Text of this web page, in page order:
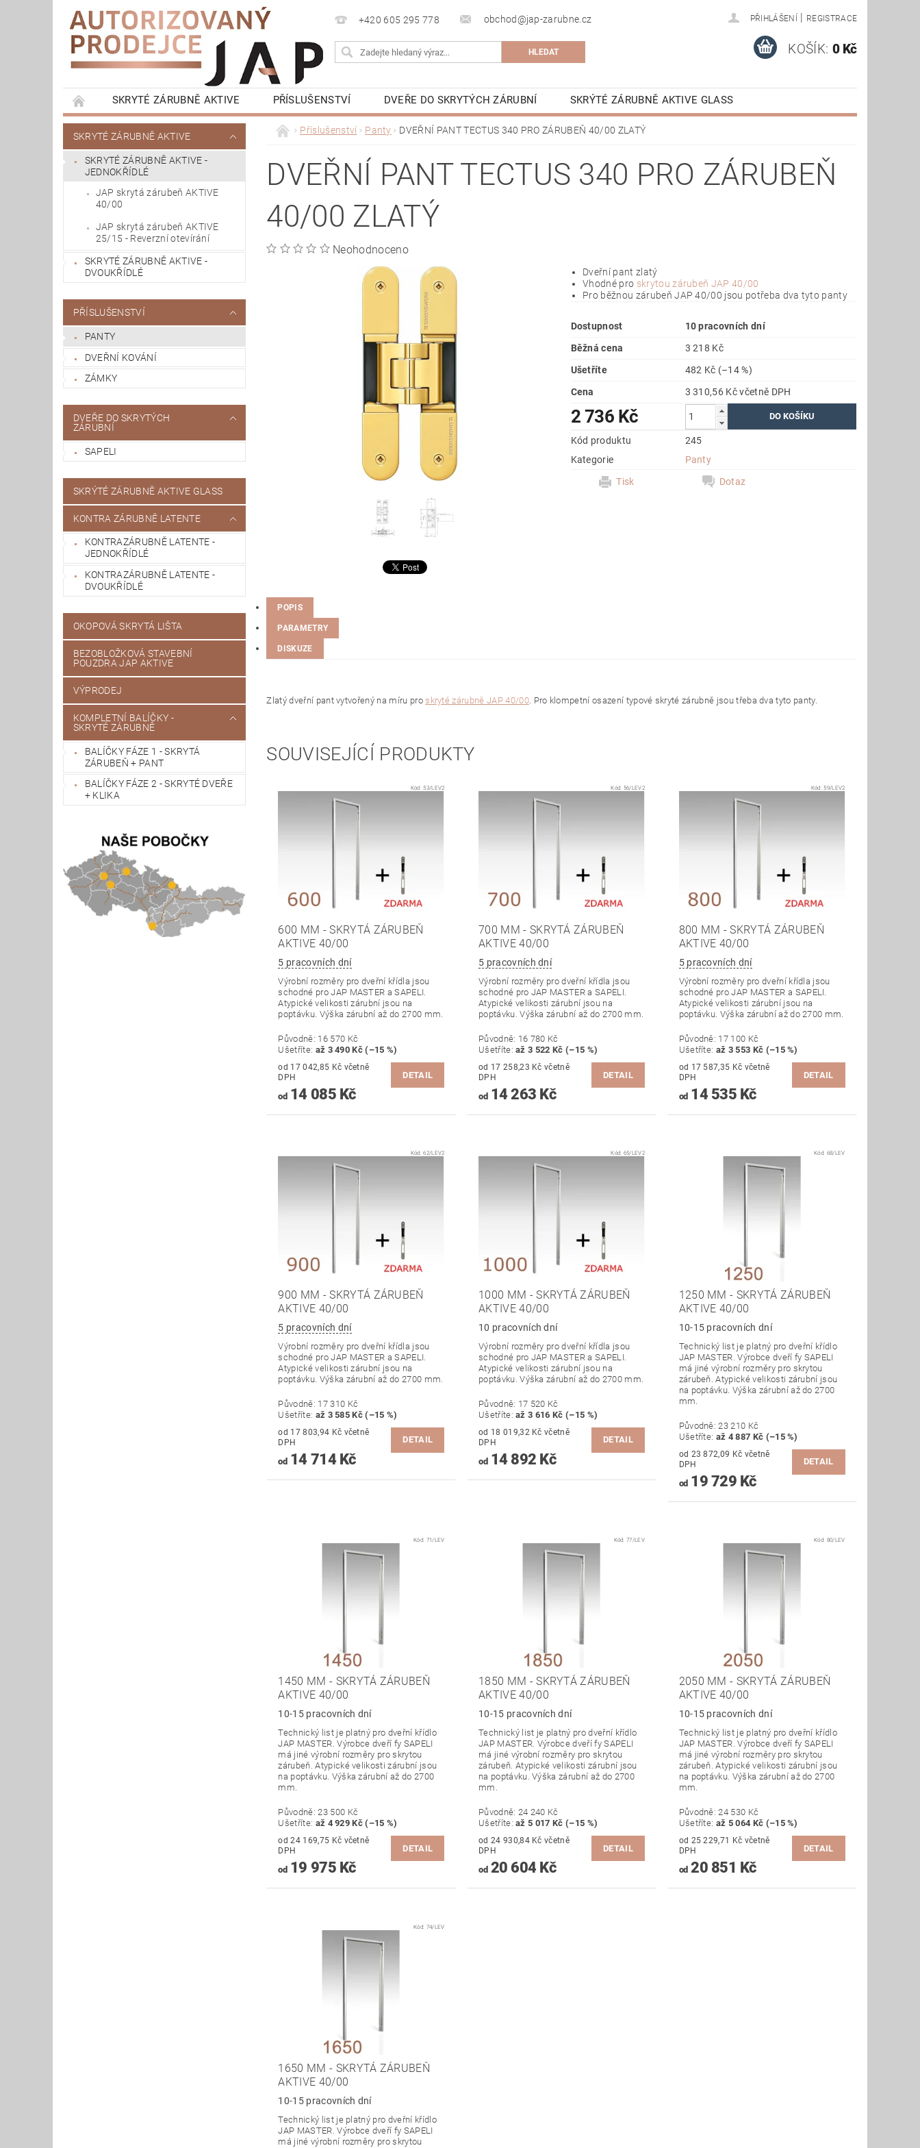
+420 605 295 778 obchod@jap-zarubne.cz PŘIHLÁŠENÍ | REGISTRACE
KOŠÍK: 0 Kč
SKRYTÉ ZÁRUBNĚ AKTIVE PŘÍSLUŠENSTVÍ DVEŘE DO SKRYTÝCH ZÁRUBNÍ
SKRÝTÉ ZÁRUBNĚ AKTIVE GLASS
KONTRA ZÁRUBNĚ LATENTE
OKOPOVÁ SKRYTÁ LIŠTA BEZOBLOŽKOVÁ STAVEBNÍ POUZDRA JAP AKTIVE
KOMPLETNÍ BALÍČKY - SKRYTÉ ZÁRUBNĚ
SKRYTÉ ZÁRUBNĚ AKTIVE
SKRYTÉ ZÁRUBNĚ AKTIVE -
JEDNOKŘÍDLÉ
JAP skrytá zárubeň AKTIVE
40/00
JAP skrytá zárubeň AKTIVE
25/15 - Reverzní otevírání
SKRYTÉ ZÁRUBNĚ AKTIVE -
DVOUKŘÍDLÉ
PŘÍSLUŠENSTVÍ
PANTY
DVEŘNÍ KOVÁNÍ
ZÁMKY
DVEŘE DO SKRYTÝCH
ZÁRUBNÍ
SAPELI
SKRÝTÉ ZÁRUBNĚ AKTIVE GLASS
KONTRA ZÁRUBNĚ LATENTE
KONTRAZÁRUBNĚ LATENTE -
JEDNOKŘÍDLÉ
KONTRAZÁRUBNĚ LATENTE -
DVOUKŘÍDLÉ
OKOPOVÁ SKRYTÁ LIŠTA
BEZOBLOŽKOVÁ STAVEBNÍ
POUZDRA JAP AKTIVE
VÝPRODEJ
KOMPLETNÍ BALÍČKY -
SKRYTÉ ZÁRUBNĚ
BALÍČKY FÁZE 1 - SKRYTÁ
ZÁRUBEŇ + PANT
BALÍČKY FÁZE 2 - SKRYTÉ DVEŘE
+ KLIKA
Příslušenství Panty DVEŘNÍ PANT TECTUS 340 PRO ZÁRUBEŇ 40/00 ZLATÝ
DVEŘNÍ PANT TECTUS 340 PRO ZÁRUBEŇ
40/00 ZLATÝ
Neohodnoceno
Dveřní pant zlatý
Vhodné pro skrytou zárubeň JAP 40/00
Pro běžnou zárubeň JAP 40/00 jsou potřeba dva tyto panty
Dostupnost
10 pracovních dní
Běžná cena
3 218 Kč
Ušetříte
482 Kč (–14 %)
Cena
3 310,56 Kč včetně DPH
2 736 Kč
Kód produktu
245
Kategorie
Panty
Tisk
Dotaz
POPIS
PARAMETRY
DISKUZE
Zlatý dveřní pant vytvořený na míru proskryté zárubně JAP 40/00. Pro klompetní osazení typové skryté zárubně jsou třeba dva tyto panty.
SOUVISEJÍCÍ PRODUKTY
Kód:53/LEV2
600 MM - SKRYTÁ ZÁRUBEŇ
AKTIVE 40/00
5 pracovních dní
Výrobní rozměry pro dveřní křídla jsou
schodné pro JAP MASTER a SAPELI.
Atypické velikosti zárubní jsou na
poptávku. Výška zárubní až do 2700 mm.
Původně: 16 570 Kč
Ušetříte: až 3 490 Kč (–15 %)
od 17 042,85 Kč včetně
DPH
od14 085 Kč
DETAIL
Kód: 56/LEV2
700 MM - SKRYTÁ ZÁRUBEŇ
AKTIVE 40/00
5 pracovních dní
Výrobní rozměry pro dveřní křídla jsou
schodné pro JAP MASTER a SAPELI.
Atypické velikosti zárubní jsou na
poptávku. Výška zárubní až do 2700 mm.
Původně: 16 780 Kč
Ušetříte:až 3 522 Kč (–15 %)
od 17 258,23 Kč včetně
DPH
od14 263 Kč
DETAIL
Kód:59/LEV2
800 MM - SKRYTÁ ZÁRUBEŇ
AKTIVE 40/00
5 pracovních dní
Výrobní rozměry pro dveřní křídla jsou
schodné pro JAP MASTER a SAPELI.
Atypické velikosti zárubní jsou na
poptávku. Výška zárubní až do 2700 mm.
Původně: 17 100 Kč
Ušetříte: až 3 553 Kč (–15 %)
od 17 587,35 Kč včetně
DPH
od14 535 Kč
DETAIL
Kód:62/LEV2
900 MM - SKRYTÁ ZÁRUBEŇ
AKTIVE 40/00
5 pracovních dní
Výrobní rozměry pro dveřní křídla jsou
schodné pro JAP MASTER a SAPELI.
Atypické velikosti zárubní jsou na
poptávku. Výška zárubní až do 2700 mm.
Původně: 17 310 Kč
Ušetříte: až 3 585 Kč (–15 %)
od 17 803,94 Kč včetně
DPH
od14 714 Kč
DETAIL
Kód: 65/LEV2
1000 MM - SKRYTÁ ZÁRUBEŇ
AKTIVE 40/00
10 pracovních dní
Výrobní rozměry pro dveřní křídla jsou
schodné pro JAP MASTER a SAPELI.
Atypické velikosti zárubní jsou na
poptávku. Výška zárubní až do 2700 mm.
Původně: 17 520 Kč
Ušetříte:až 3 616 Kč (–15 %)
od 18 019,32 Kč včetně
DPH
od14 892 Kč
DETAIL
Kód: 68/LEV
1250 MM - SKRYTÁ ZÁRUBEŇ
AKTIVE 40/00
10-15 pracovních dní
Technický list je platný pro dveřní křídlo
JAP MASTER. Výrobce dveří fy SAPELI
má jiné výrobní rozměry pro skrytou
zárubeň. Atypické velikosti zárubní jsou
na poptávku. Výška zárubní až do 2700
mm.
Původně:23 210 Kč
Ušetříte: až 4 887 Kč (–15 %)
od 23 872,09 Kč včetně
DPH
od19 729 Kč
DETAIL
Kód: 71/LEV
1450 MM - SKRYTÁ ZÁRUBEŇ
AKTIVE 40/00
10-15 pracovních dní
Technický list je platný pro dveřní křídlo
JAP MASTER. Výrobce dveří fy SAPELI
má jiné výrobní rozměry pro skrytou
zárubeň. Atypické velikosti zárubní jsou
na poptávku. Výška zárubní až do 2700
mm.
Původně:23 500 Kč
Ušetříte: až 4 929 Kč (–15 %)
od 24 169,75 Kč včetně
DPH
od19 975 Kč
DETAIL
Kód:77/LEV
1850 MM - SKRYTÁ ZÁRUBEŇ
AKTIVE 40/00
10-15 pracovních dní
Technický list je platný pro dveřní křídlo
JAP MASTER. Výrobce dveří fy SAPELI
má jiné výrobní rozměry pro skrytou
zárubeň. Atypické velikosti zárubní jsou
na poptávku. Výška zárubní až do 2700
mm.
Původně: 24 240 Kč
Ušetříte:až 5 017 Kč (–15 %)
od 24 930,84 Kč včetně
DPH
od20 604 Kč
DETAIL
Kód: 80/LEV
2050 MM - SKRYTÁ ZÁRUBEŇ
AKTIVE 40/00
10-15 pracovních dní
Technický list je platný pro dveřní křídlo
JAP MASTER. Výrobce dveří fy SAPELI
má jiné výrobní rozměry pro skrytou
zárubeň. Atypické velikosti zárubní jsou
na poptávku. Výška zárubní až do 2700
mm.
Původně:24 530 Kč
Ušetříte: až 5 064 Kč (–15 %)
od 25 229,71 Kč včetně
DPH
od20 851 Kč
DETAIL
Kód: 74/LEV
1650 MM - SKRYTÁ ZÁRUBEŇ
AKTIVE 40/00
10-15 pracovních dní
Technický list je platný pro dveřní křídlo
JAP MASTER. Výrobce dveří fy SAPELI
má jiné výrobní rozměry pro skrytou